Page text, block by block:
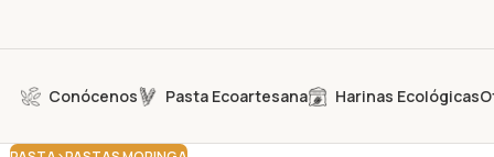
Conócenos Pasta Ecoartesana Harinas Ecológicas